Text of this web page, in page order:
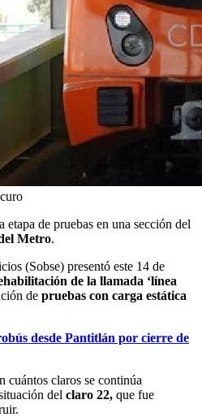
de pruebas en una sección del
Metro.
(Sobse) presentó este 14 de
de la llamada ‘línea
de pruebas con carga estática
desde Pantitlán por cierre de
cuántos claros se continúa
del claro 22, que fue